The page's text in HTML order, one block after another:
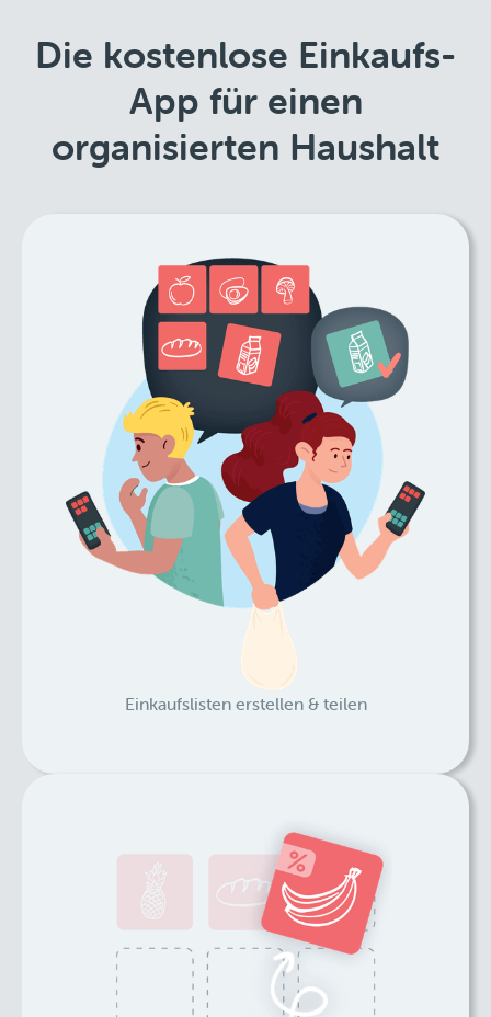
Die kostenlose Einkaufs-
App für einen
organisierten Haushalt
Einkaufslisten erstellen & teilen